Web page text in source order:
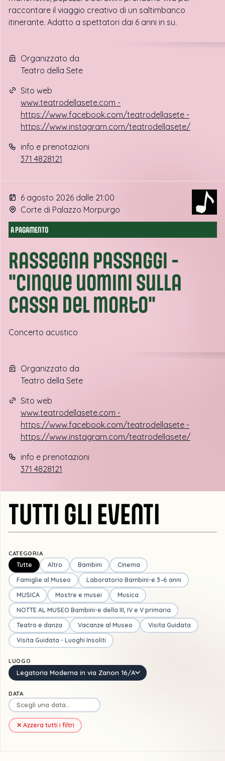
raccontare il viaggio creativo di un saltimbanco
itinerante. Adatto a spettatori dai 6 anni in su.
Organizzato da
Teatro della Sete
Sito web
www.teatrodellasete.com -
https://www.facebook.com/teatrodellasete -
https://www.instagram.com/teatrodellasete/
info e prenotazioni
371 4828121
6 agosto 2026 dalle 21:00
Corte di Palazzo Morpurgo
A PAGAMENTO
Rassegna Passaggi -
"Cinque uomini sulla
cassa del morto"
Concerto acustico
Organizzato da
Teatro della Sete
Sito web
www.teatrodellasete.com -
https://www.facebook.com/teatrodellasete -
https://www.instagram.com/teatrodellasete/
info e prenotazioni
371 4828121
TUTTI GLI EVENTI
CATEGORIA
Tutte
Altro Bambini
Cinema
Famiglie al Museo
Laboratorio Bambini-e 3–6 anni
MUSICA
Mostre e musei
Musica
NOTTE AL MUSEO Bambini-e della III, IV e V primaria
Teatro e danza
Vacanze al Museo
Visita Guidata
Visita Guidata - Luoghi Insoliti
LUOGO
Legatoria Moderna in via Zanon 16/A
DATA
✕ Azzera tutti i filtri